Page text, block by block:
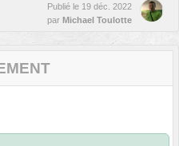
Publié le 19 déc. 2022
par Michael Toulotte